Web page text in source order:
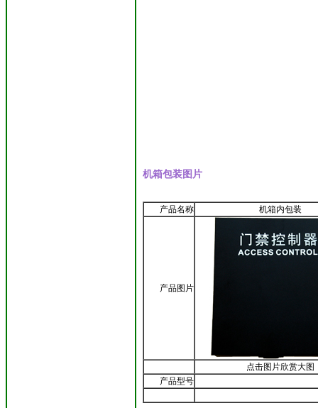
机箱包装图片
产品名称 机箱内包装
产品图片
点击图片欣赏大图
产品型号